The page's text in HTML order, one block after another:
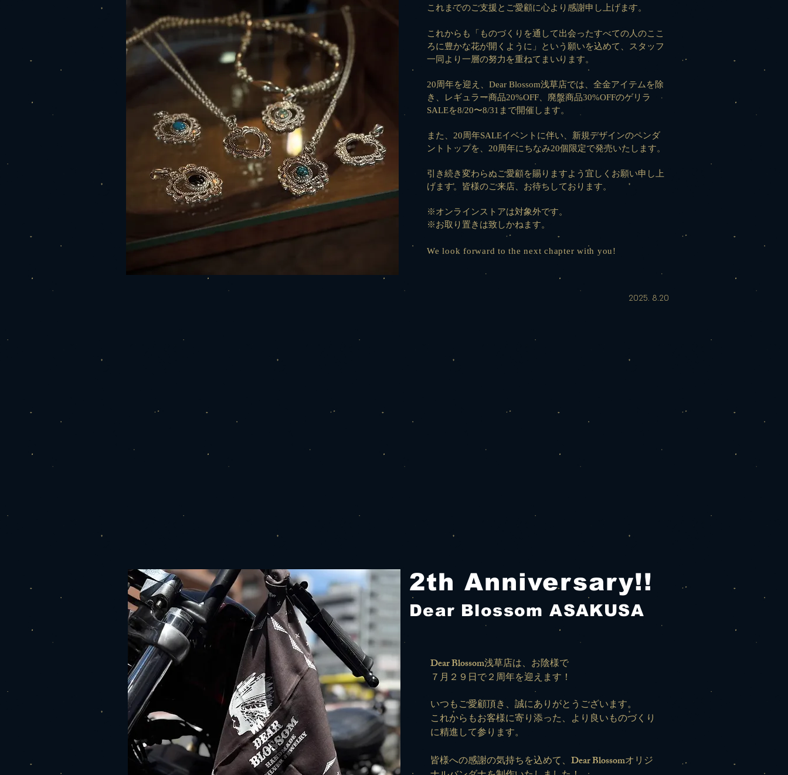
これまでのご支援とご愛顧に心より感謝申し上げます。
これからも「ものづくりを通して出会ったすべての人のここ
ろに豊かな花が開くように」という願いを込めて、スタッフ
一同より一層の努力を重ねてまいります。
20周年を迎え、Dear Blossom浅草店では、全金アイテムを除
き、レギュラー商品20%OFF、廃盤商品30%OFFのゲリラ
SALEを8/20〜8/31まで開催します。
また、20周年SALEイベントに伴い、新規デザインのペンダ
ントトップを、20周年にちなみ20個限定で発売いたします。
引き続き変わらぬご愛顧を賜りますよう宜しくお願い申し上
げます。 皆様のご来店、お待ちしております。
※オンラインストアは対象外です。
※お取り置きは致しかねます。
We look forward to the next chapter with you!
2025. 8.20
2th Anniversary!!
Dear Blossom ASAKUSA
Dear Blossom浅草店は、お陰様で
７月２９日で２周年を迎えます！
いつもご愛顧頂き、誠にありがとうございます。
これからもお客様に寄り添った、より良いものづくり
に精進して参ります。
皆様への感謝の気持ちを込めて、Dear Blossomオリジ